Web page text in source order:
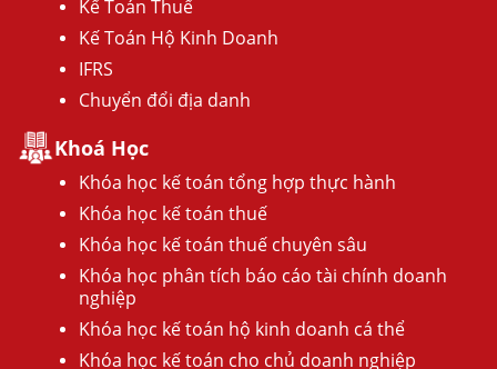
Kế Toán Thuế
Kế Toán Hộ Kinh Doanh
IFRS
Chuyển đổi địa danh
Khoá Học
Khóa học kế toán tổng hợp thực hành
Khóa học kế toán thuế
Khóa học kế toán thuế chuyên sâu
Khóa học phân tích báo cáo tài chính doanh
nghiệp
Khóa học kế toán hộ kinh doanh cá thể
Khóa học kế toán cho chủ doanh nghiệp